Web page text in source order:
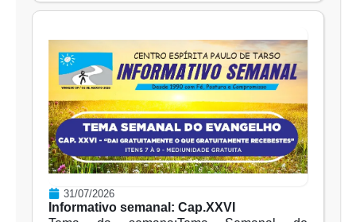
31/07/2026
Informativo semanal: Cap.XXVI